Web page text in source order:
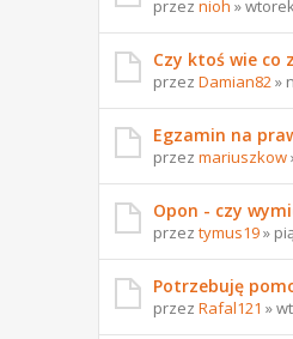
przez nioh »
Czy ktoś wie co
przez Damian82 »
Egzamin na
przez mariuszkow
Opon - czy
przez tymus19»
Potrzebuję
przez Rafal121 »